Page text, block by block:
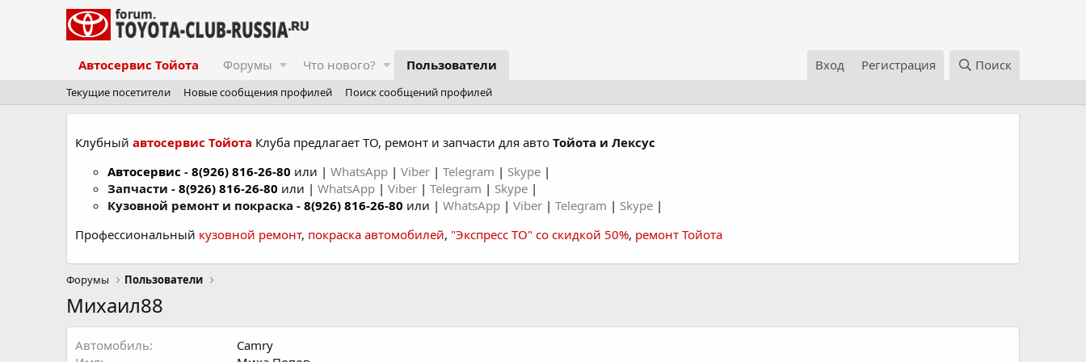
Автосервис Тойота Форумы Что нового? Пользователи Вход Регистрация Поиск
Текущие посетители Новые сообщения профилей Поиск сообщений профилей
Клубный автосервис Тойота Клуба предлагает ТО, ремонт и запчасти для авто Тойота и Лексус
Автосервис - 8(926) 816-26-80 или | WhatsApp | Viber | Telegram | Skype |
Запчасти - 8(926) 816-26-80 или | WhatsApp | Viber | Telegram | Skype |
Кузовной ремонт и покраска - 8(926) 816-26-80 или | WhatsApp | Viber | Telegram | Skype |
Профессиональный кузовной ремонт, покраска автомобилей, "Экспресс ТО" со скидкой 50%, ремонт Тойота
Форумы Пользователи
Михаил88
Автомобиль
Camry